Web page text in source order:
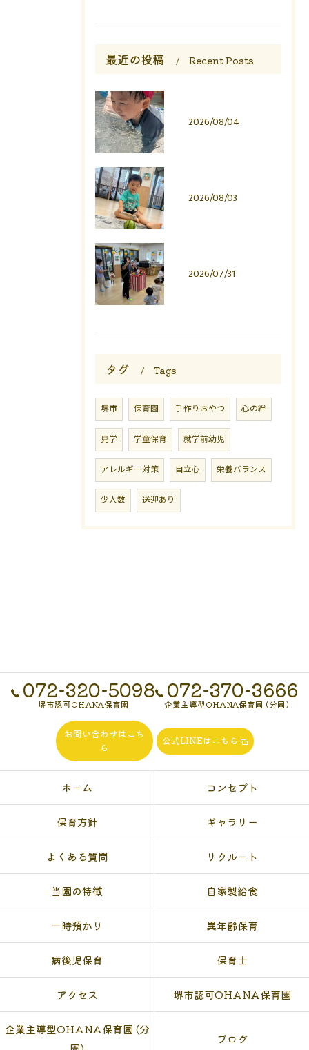
最近の投稿 Recent Posts
2026/08/04
2026/08/03
2026/07/31
タグ Tags
堺市 保育園 手作りおやつ 心の絆
見学 学童保育 就学前幼児
アレルギー対策 自立心 栄養バランス
少人数 送迎あり
072-320-5098
堺市認可OHANA保育園
072-370-3666
企業主導型OHANA保育園 (分園)
お問い合わせはこち
ら
公式LINEはこちら
ホーム コンセプト
保育方針 ギャラリー
よくある質問 リクルート
当園の特徴 自家製給食
一時預かり 異年齢保育
病後児保育 保育士
アクセス 堺市認可OHANA保育園
企業主導型OHANA保育園 (分
ブログ